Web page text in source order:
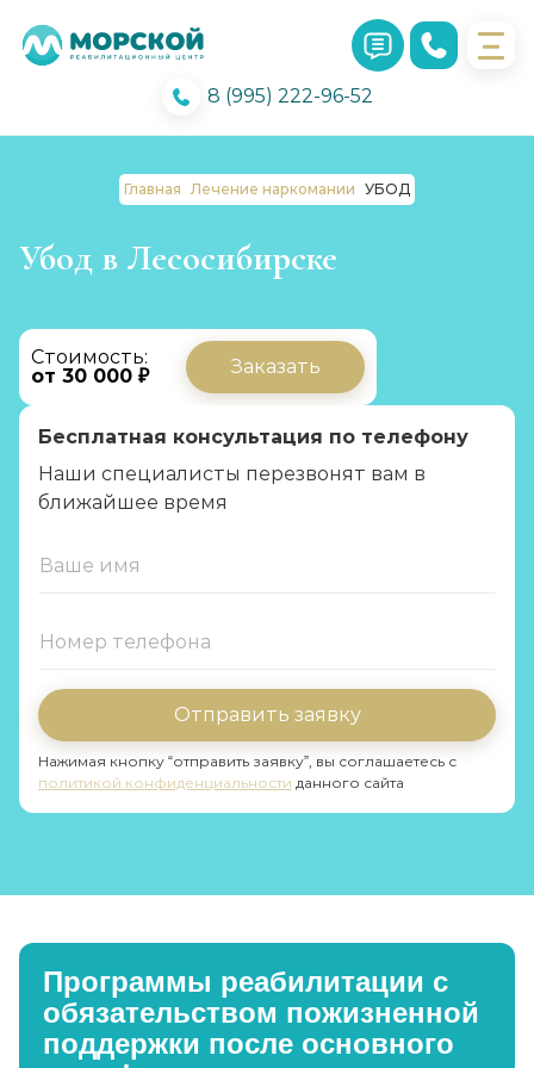
8 (995) 222-96-52
Главная Лечение наркомании УБОД
Убод в Лесосибирске
Стоимость:
от 30 000 ₽
Заказать
Бесплатная консультация по телефону
Наши специалисты перезвонят вам в
ближайшее время
Отправить заявку
Нажимая кнопку “отправить заявку”, вы соглашаетесь с
политикой конфиденциальности данного сайта
Программы реабилитации с
обязательством пожизненной
поддержки после основного